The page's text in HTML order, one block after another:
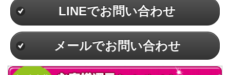
LINEでお問い合わせ
メールでお問い合わせ